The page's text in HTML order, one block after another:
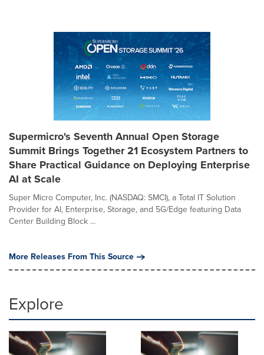
Supermicro's Seventh Annual Open Storage
Summit Brings Together 21 Ecosystem Partners to
Share Practical Guidance on Deploying Enterprise
AI at Scale
Super Micro Computer, Inc. (NASDAQ: SMCI), a Total IT Solution
Provider for AI, Enterprise, Storage, and 5G/Edge featuring Data
Center Building Block ...
More Releases From This Source
Explore